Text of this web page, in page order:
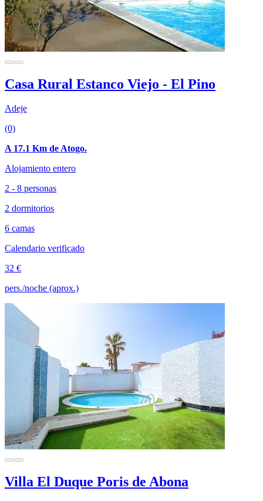
Casa Rural Estanco Viejo - El Pino
Adeje
(0)
A 17.1 Km de Atogo.
Alojamiento entero
2 - 8 personas
2 dormitorios
6 camas
Calendario verificado
32 €
pers./noche (aprox.)
Villa El Duque Poris de Abona